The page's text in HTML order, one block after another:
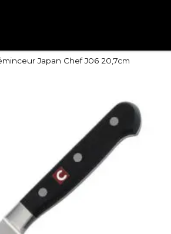
Japan Chef J06 20,7cm